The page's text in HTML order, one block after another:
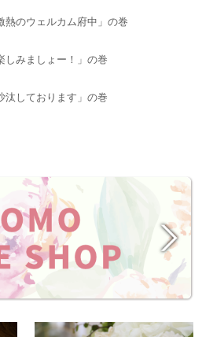
熱のウェルカム府中」の巻
しみましょー！」の巻
汰しております」の巻